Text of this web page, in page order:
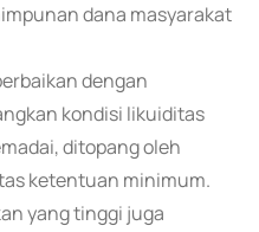
dana masyarakat
dengan
kondisi likuiditas
ditopang oleh
ketentuan minimum.
yang tinggi juga